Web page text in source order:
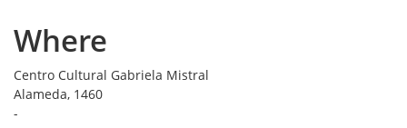
Where
Centro Cultural Gabriela Mistral
Alameda, 1460
-